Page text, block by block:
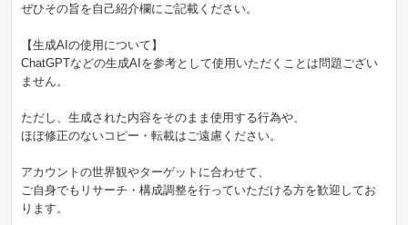
ぜひその旨を自己紹介欄にご記載ください。
【生成AIの使用について】
ChatGPTなどの生成AIを参考として使用いただくことは問題ござい
ません。
ただし、生成された内容をそのまま使用する行為や、
ほぼ修正のないコピー・転載はご遠慮ください。
アカウントの世界観やターゲットに合わせて、
ご自身でもリサーチ・構成調整を行っていただける方を歓迎してお
ります。